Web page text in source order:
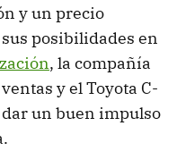
y un precio
posibilidades en
, la compañía
y el Toyota C-
un buen impulso